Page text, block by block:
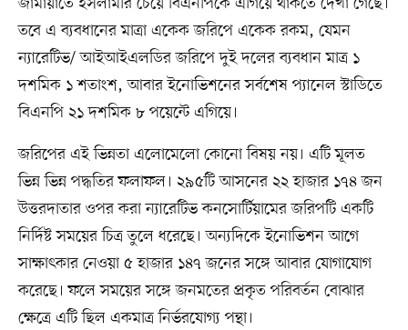
তবে এ ব্যবধানের মাত্রা একেক জরিপে একেক রকম, যেমন
ন্যারেটিভ/ আইআইএলডির জরিপে দুই দলের ব্যবধান মাত্র ১
দশমিক ১ শতাংশ, আবার ইনোভিশনের সর্বশেষ প্যানেল স্টাডিতে
বিএনপি ২১ দশমিক ৮ পয়েন্টে এগিয়ে।
জরিপের এই ভিন্নতা এলোমেলো কোনো বিষয় নয়। এটি মূলত
ভিন্ন ভিন্ন পদ্ধতির ফলাফল। ২৯৫টি আসনের ২২ হাজার ১৭৪ জন
উত্তরদাতার ওপর করা ন্যারেটিভ কনসোর্টিয়ামের জরিপটি একটি
নির্দিষ্ট সময়ের চিত্র তুলে ধরেছে। অন্যদিকে ইনোভিশন আগে
সাক্ষাৎকার নেওয়া ৫ হাজার ১৪৭ জনের সঙ্গে আবার যোগাযোগ
করেছে। ফলে সময়ের সঙ্গে জনমতের প্রকৃত পরিবর্তন বোঝার
ক্ষেত্রে এটি ছিল একমাত্র নির্ভরযোগ্য পন্থা।